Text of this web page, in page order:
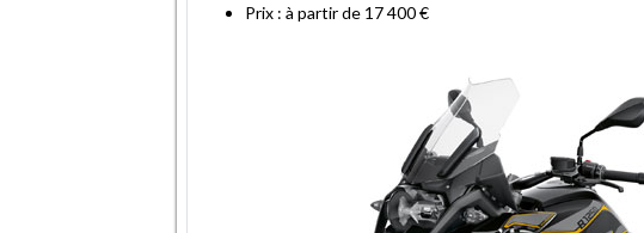
Prix : à partir de 17 400 €